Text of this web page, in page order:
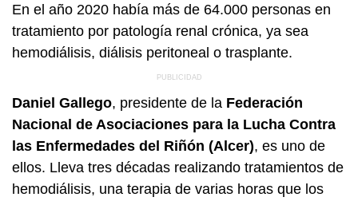
En el año 2020 había más de 64.000 personas en
tratamiento por patología renal crónica, ya sea
hemodiálisis, diálisis peritoneal o trasplante.
Daniel Gallego, presidente de la Federación
Nacional de Asociaciones para la Lucha Contra
las Enfermedades del Riñón (Alcer), es uno de
ellos. Lleva tres décadas realizando tratamientos de
hemodiálisis, una terapia de varias horas que los